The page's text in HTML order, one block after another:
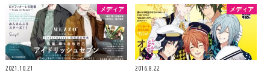
メディア
2021.10.21
メディア
2016.8.22